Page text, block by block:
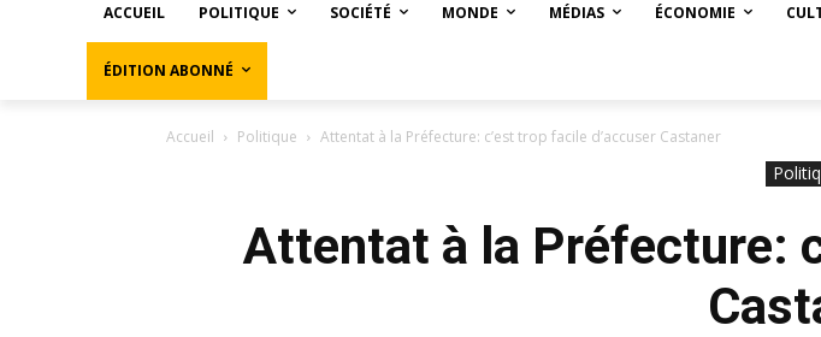
ACCUEIL POLITIQUE SOCIÉTÉ MONDE MÉDIAS ÉCONOMIE
ÉDITION ABONNÉ
Accueil Politique Attentat à la Préfecture: c’est trop facile d’accuser Castaner
Attentat à la Préfecture: